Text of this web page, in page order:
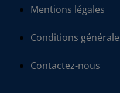
Mentions légales
Conditions
Contactez-nous